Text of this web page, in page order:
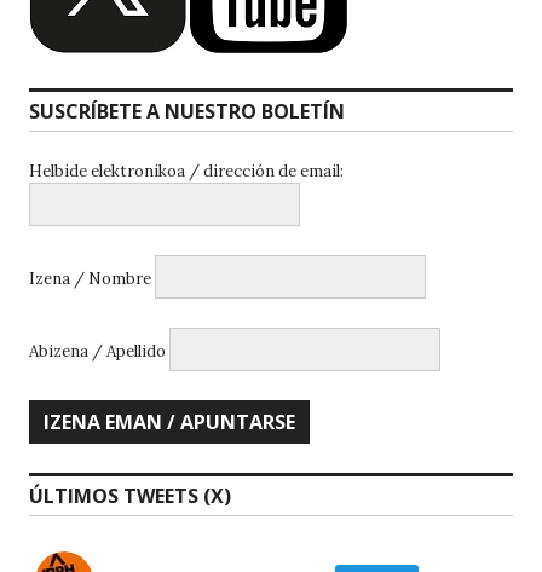
SUSCRÍBETE A NUESTRO BOLETÍN
Helbide elektronikoa / dirección de email:
Izena / Nombre
Abizena / Apellido
ÚLTIMOS TWEETS (X)